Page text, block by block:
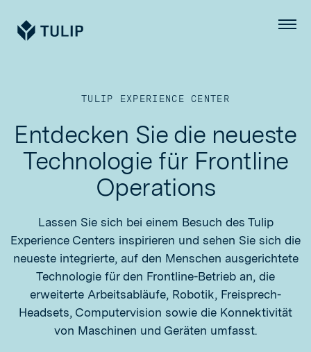
Tulip Menü
TULIP EXPERIENCE CENTER
Entdecken Sie die neueste
Technologie für Frontline
Operations
Lassen Sie sich bei einem Besuch des Tulip
Experience Centers inspirieren und sehen Sie sich die
neueste integrierte, auf den Menschen ausgerichtete
Technologie für den Frontline-Betrieb an, die
erweiterte Arbeitsabläufe, Robotik, Freisprech-
Headsets, Computervision sowie die Konnektivität
von Maschinen und Geräten umfasst.